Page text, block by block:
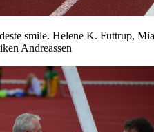
smile. Helene K. Futtrup, Mia
Andreassen